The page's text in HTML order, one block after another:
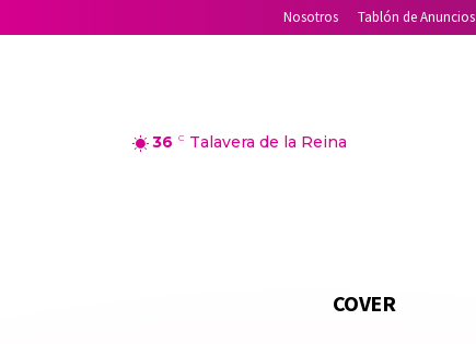
Nosotros Tablón de Anuncios
36 C Talavera de la Reina
COVER